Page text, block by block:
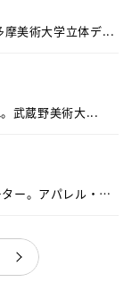
摩美術大学立体デ...
武蔵野美術大...
ー。アパレル・キ